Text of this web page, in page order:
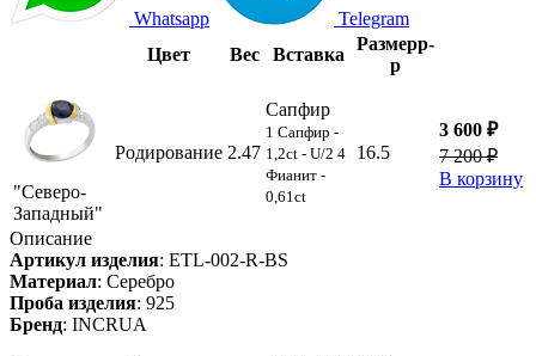
Whatsapp
Telegram
Цвет
Вес Вставка
Размерр-
р
"Северо-
Западный"
Родирование 2.47
Сапфир
1 Сапфир -
1,2ct - U/2 4
Фианит -
0,61ct
16.5
3 600 ₽
7 200 ₽
В корзину
Описание
Артикул изделия: ETL-002-R-BS
Материал: Серебро
Проба изделия: 925
Бренд: INCRUA